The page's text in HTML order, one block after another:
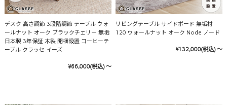
デスク 高さ調節 3段階調節 テーブル ウォ
ールナット オーク ブラックチェリー 無垢
日本製 3年保証 木製 開梱設置 コーヒーテ
ーブル クラッセ イーズ
¥66,000(税込) ～
リビングテーブル サイドボード 無垢材
120 ウォールナット オーク Node ノード
¥132,000(税込) ～